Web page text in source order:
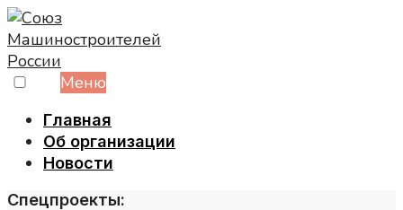
Skip
to
content
Меню
Главная
Об организации
Новости
Спецпроекты: